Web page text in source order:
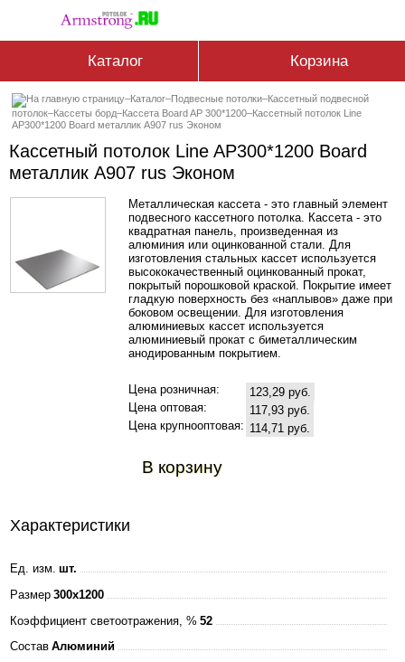
Каталог Корзина
–Каталог–Подвесные потолки–Кассетный подвесной
потолок–Кассеты борд–Кассетa Board AP 300*1200–Кассетный потолок Line
AP300*1200 Board металлик А907 rus Эконом
Кассетный потолок Line AP300*1200 Board
металлик А907 rus Эконом
Металлическая кассета - это главный элемент
подвесного кассетного потолка. Кассета - это
квадратная панель, произведенная из
алюминия или оцинкованной стали. Для
изготовления стальных кассет используется
высококачественный оцинкованный прокат,
покрытый порошковой краской. Покрытие имеет
гладкую поверхность без «наплывов» даже при
боковом освещении. Для изготовления
алюминиевых кассет используется
алюминиевый прокат с биметаллическим
анодированным покрытием.
Цена розничная:
123,29 руб.
Цена оптовая:
117,93 руб.
Цена крупнооптовая: 114,71 руб.
В корзину
Характеристики
Ед. изм. шт.
Размер 300x1200
Коэффициент светоотражения, % 52
Состав Алюминий